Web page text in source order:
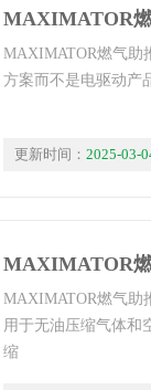
MAXIMATOR
MAXIMATOR燃气助
方案而不是电驱动产
更新时间： 2025-03-
MAXIMATOR
MAXIMATOR燃气助
用于无油压缩气体和
缩